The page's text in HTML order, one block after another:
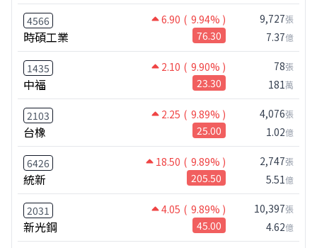
4566 6.90 ( 9.94% )
時碩工業 76.30
9,727張
7.37億
1435 2.10 ( 9.90% )
中福 23.30
78張
181萬
2103 2.25 ( 9.89% )
台橡 25.00
4,076張
1.02億
6426 18.50 ( 9.89% )
統新 205.50
2,747張
5.51億
2031 4.05 ( 9.89% )
新光鋼 45.00
10,397張
4.62億